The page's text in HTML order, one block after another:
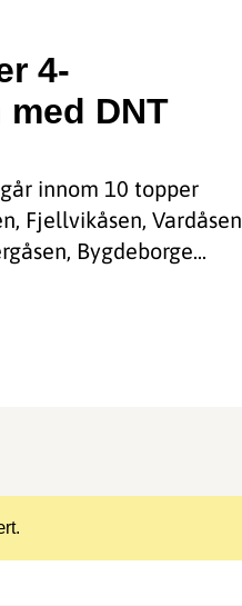
4-
DNT
innom 10 topper
Fjellvikåsen, Vardåsen,
Bygdeborge...